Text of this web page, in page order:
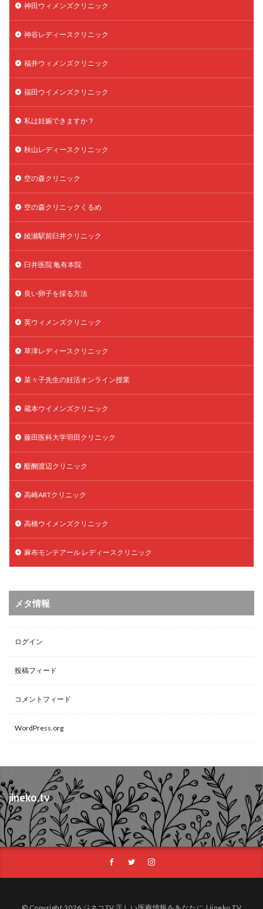
神田ウィメンズクリニック
神谷レディースクリニック
福井ウィメンズクリニック
福田ウイメンズクリニック
私は妊娠できますか？
秋山レディースクリニック
空の森クリニック
空の森クリニックくるめ
綾瀬駅前臼井クリニック
臼井医院 亀有本院
良い卵子を採る方法
英ウィメンズクリニック
草津レディースクリニック
菜々子先生の妊活オンライン授業
蔵本ウイメンズクリニック
藤田医科大学羽田クリニック
醍醐渡辺クリニック
高崎ARTクリニック
高橋ウイメンズクリニック
麻布モンテアール レディースクリニック
メタ情報
ログイン
投稿フィード
コメントフィード
WordPress.org
jineko.tv